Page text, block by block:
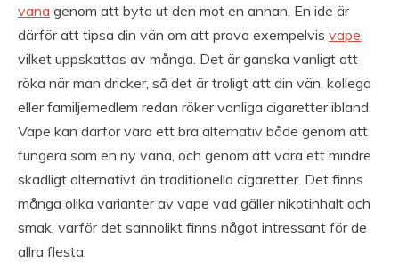
vana genom att byta ut den mot en annan. En ide är
därför att tipsa din vän om att prova exempelvis vape
vilket uppskattas av många. Det är ganska vanligt att
röka när man dricker, så det är troligt att din vän, kollega
eller familjemedlem redan röker vanliga cigaretter ibland.
Vape kan därför vara ett bra alternativ både genom att
fungera som en ny vana, och genom att vara ett mindre
skadligt alternativt än traditionella cigaretter. Det finns
många olika varianter av vape vad gäller nikotinhalt och
smak, varför det sannolikt finns något intressant för de
allra flesta.